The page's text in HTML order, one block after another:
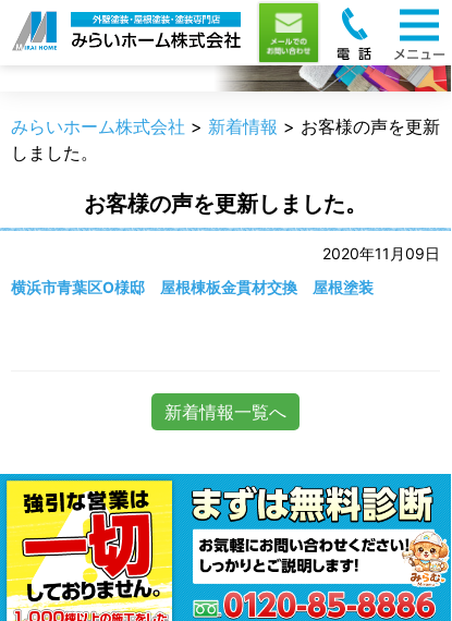
新着情報
みらいホーム株式会社 > 新着情報 > お客様の声を更新
しました。
お客様の声を更新しました。
2020年11月09日
横浜市青葉区O様邸 屋根棟板金貫材交換 屋根塗装
新着情報一覧へ